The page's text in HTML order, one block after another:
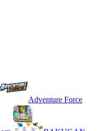
Adventure Force